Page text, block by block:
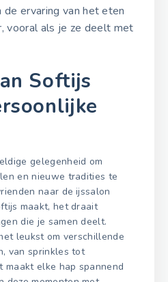
ervaring van het eten
vooral als je ze deelt met
Softijs
gelegenheid om
en nieuwe tradities te
naar de ijssalon
maakt, het draait
die je samen deelt.
leukst om verschillende
van sprinkles tot
maakt elke hap spannend